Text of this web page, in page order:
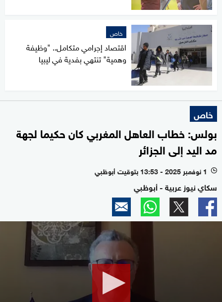
خاص
اقتصاد إجرامي متكامل.. "وظيفة
وهمية" تنتهي بفدية في ليبيا
خاص
بولس: خطاب العاهل المغربي كان حكيما لجهة
مد اليد إلى الجزائر
l 1 نوفمبر 2025 - 13:53 بتوقيت أبوظبي
سكاي نيوز عربية - أبوظبي